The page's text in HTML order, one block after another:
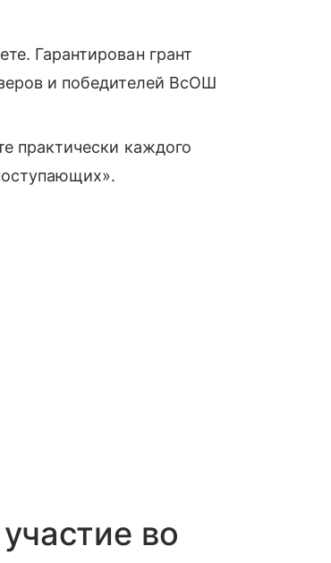
Гарантирован грант
и победителей ВсОШ
практически каждого
во